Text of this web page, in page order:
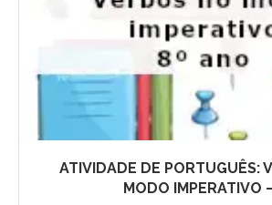
ATIVIDADE DE PORTUGUÊS:
MODO IMPERATIVO